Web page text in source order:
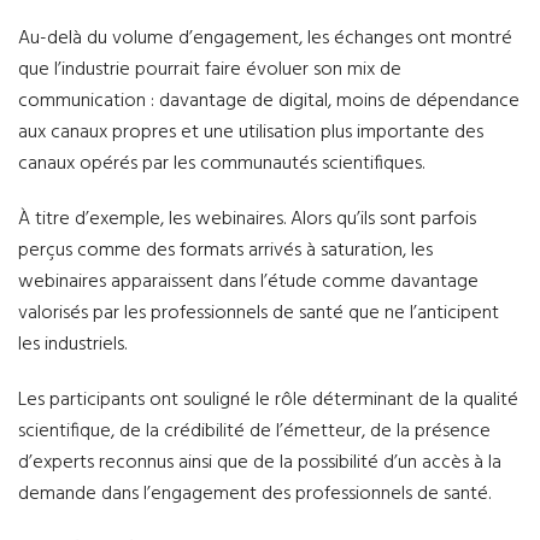
Au-delà du volume d’engagement, les échanges ont montré
que l’industrie pourrait faire évoluer son mix de
communication : davantage de digital, moins de dépendance
aux canaux propres et une utilisation plus importante des
canaux opérés par les communautés scientifiques.
À titre d’exemple, les webinaires. Alors qu’ils sont parfois
perçus comme des formats arrivés à saturation, les
webinaires apparaissent dans l’étude comme davantage
valorisés par les professionnels de santé que ne l’anticipent
les industriels.
Les participants ont souligné le rôle déterminant de la qualité
scientifique, de la crédibilité de l’émetteur, de la présence
d’experts reconnus ainsi que de la possibilité d’un accès à la
demande dans l’engagement des professionnels de santé.